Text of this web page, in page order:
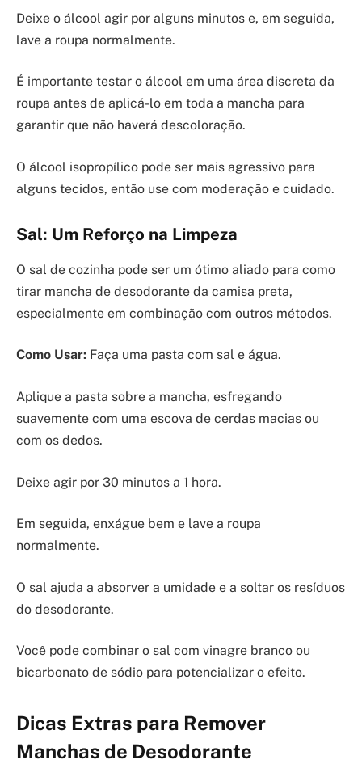
Deixe o álcool agir por alguns minutos e, em seguida,
lave a roupa normalmente.
É importante testar o álcool em uma área discreta da
roupa antes de aplicá-lo em toda a mancha para
garantir que não haverá descoloração.
O álcool isopropílico pode ser mais agressivo para
alguns tecidos, então use com moderação e cuidado.
Sal: Um Reforço na Limpeza
O sal de cozinha pode ser um ótimo aliado para como
tirar mancha de desodorante da camisa preta,
especialmente em combinação com outros métodos.
Como Usar: Faça uma pasta com sal e água.
Aplique a pasta sobre a mancha, esfregando
suavemente com uma escova de cerdas macias ou
com os dedos.
Deixe agir por 30 minutos a 1 hora.
Em seguida, enxágue bem e lave a roupa
normalmente.
O sal ajuda a absorver a umidade e a soltar os resíduos
do desodorante.
Você pode combinar o sal com vinagre branco ou
bicarbonato de sódio para potencializar o efeito.
Dicas Extras para Remover
Manchas de Desodorante